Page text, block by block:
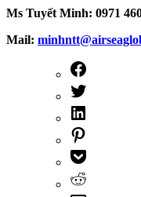
Ms Tuyết Minh: 0971
Mail: